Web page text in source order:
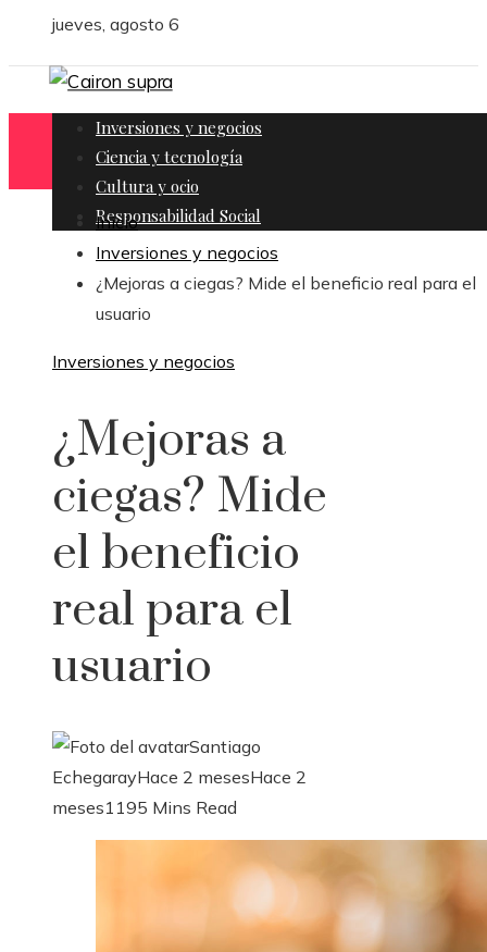
jueves, agosto 6
Inversiones y negocios
Ciencia y tecnología
Cultura y ocio
Responsabilidad Social
Inicio
Inversiones y negocios
¿Mejoras a ciegas? Mide el beneficio real para el
usuario
Inversiones y negocios
¿Mejoras a
ciegas? Mide
el beneficio
real para el
usuario
Santiago
EchegarayHace 2 mesesHace 2
meses1195 Mins Read